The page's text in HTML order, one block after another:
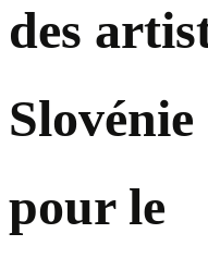
des
pour le